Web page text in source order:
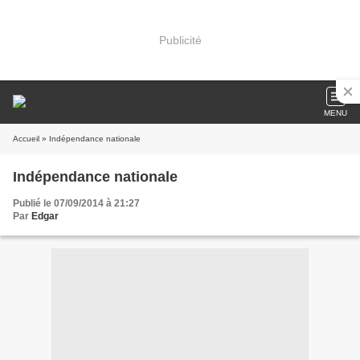
Publicité
MENU
Accueil » Indépendance nationale
Indépendance nationale
Publié le 07/09/2014 à 21:27
Par Edgar